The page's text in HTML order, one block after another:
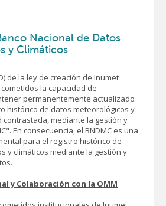
Nacional de Datos
y Climáticos
de la ley de creación de Inumet
la capacidad de
permanentemente actualizado
histórico de datos meteorológicos y
contrastada, mediante la gestión y
En consecuencia, el BNDMC es una
para el registro histórico de
y climáticos mediante la gestión y
y Colaboración con la OMM